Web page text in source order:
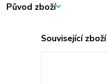
Původ zboží
Související zboží